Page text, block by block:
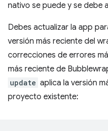
nativo se puede y se debe
Debes actualizar la app
versión más reciente del
correcciones de errores
más reciente de
update aplica la versión
proyecto existente: